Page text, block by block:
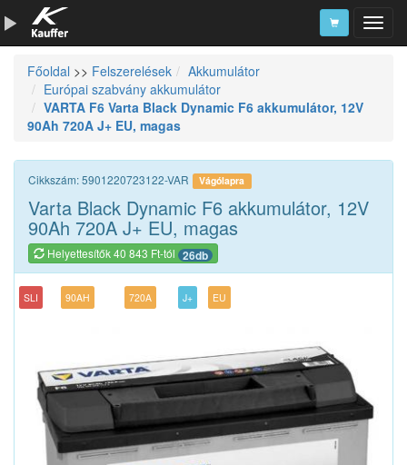
Szerszámkatalógus
Kosár
Főoldal >> Felszerelések
Akkumulátor
Európai szabvány akkumulátor
VARTA F6 Varta Black Dynamic F6 akkumulátor, 12V
90Ah 720A J+ EU, magas
Cikkszám: 5901220723122-VAR Vágólapra
Varta Black Dynamic F6 akkumulátor, 12V
90Ah 720A J+ EU, magas
Helyettesítők 40 843 Ft-tól 26db
SLI 90AH 720A J+ EU